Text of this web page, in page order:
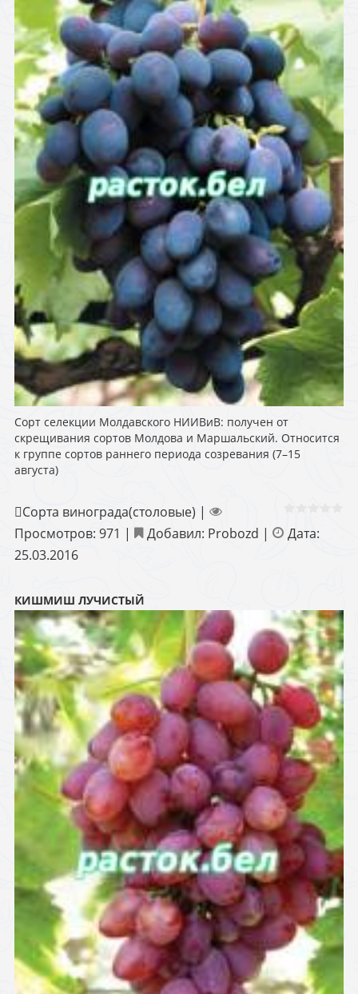
Сорт селекции Молдавского НИИВиВ: получен от
скрещивания сортов Молдова и Маршальский. Относится
к группе сортов раннего периода созревания (7–15
августа)
Сорта винограда(столовые) |
Просмотров: 971 | Добавил: Probozd |
Дата:
25.03.2016
КИШМИШ ЛУЧИСТЫЙ